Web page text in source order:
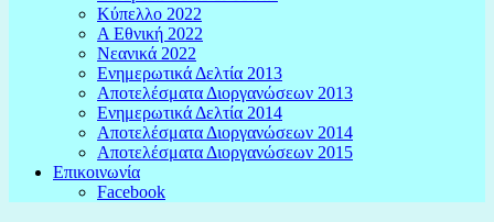
Κύπελλο 2022
Α Εθνική 2022
Νεανικά 2022
Ενημερωτικά Δελτία 2013
Αποτελέσματα Διοργανώσεων 2013
Ενημερωτικά Δελτία 2014
Αποτελέσματα Διοργανώσεων 2014
Αποτελέσματα Διοργανώσεων 2015
Επικοινωνία
Facebook